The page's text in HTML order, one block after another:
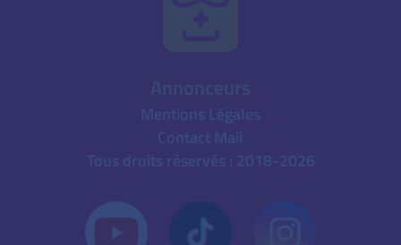
Mentions Légales
Contact Mail
Tous droits réservés : 2018-2026